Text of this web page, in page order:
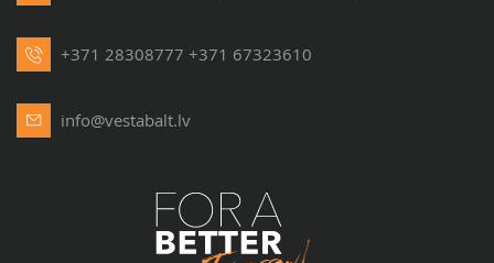
+371 28308777 +371 67323610
info@vestabalt.lv